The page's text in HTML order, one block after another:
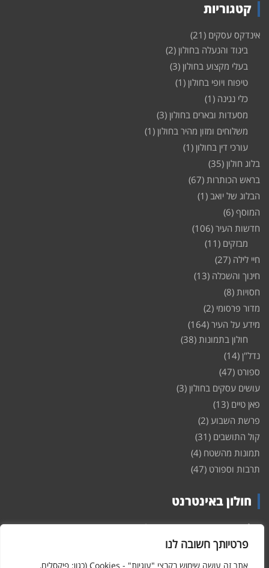
פרטיותך חשובה לנו
אתר זה עושה שימוש בקבצי "עוגיות" - Cookies (כגון: פיקסלים,
קטגוריות
אינדקס עסקים (21)
ביגוד והנעלה בחולון (2)
בעלי מקצוע בחולון (3)
טיפוח ויופי בחולון (1)
כלי נגינה (1)
מסעדות ובארים בחולון (3)
משלוחים ומזון מהיר בחולון (1)
עורכי דין בחולון (1)
בלוג חולון (35)
בראש הכותרות (67)
הבלוג של יואב (1)
המוסף (6)
חדשות העיר (106)
מבזקים (11)
חיי לילה (27)
חינוך והשכלה (13)
חסויות (8)
מדור פרסומי (2)
מידע על העיר (164)
חולון בתמונות (38)
נדל"ן (14)
ספורט (47)
עושים עסקים בחולון (3)
פאן טיים (13)
פרשת השבוע (2)
קול התושבים (31)
תמונות מהשטח (4)
תרבות וספורט (47)
חולון באינטרנט
חולוןבאינטרנט – האתר שמביא לכם עדכונים ומידע מהשטח מהעיר
חולון. במה פתוחה לקול תושבי חולון באינטרנט, מידע על
ופרוייקטים חדשים בעיר, חיי לילה, וכן טורי דעה, עסקים בחולון, ודיונים על
הנעשה בעיר. אתם מוזמנים ומוזמנות להשתתף בדיון ולשלוח לנו כתבות